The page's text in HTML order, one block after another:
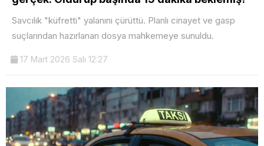
Savcılık "küfretti" yalanını çürüttü. Planlı cinayet ve gasp
suçlarından hazırlanan dosya mahkemeye sunuldu.
17 Mart 2026 Salı 12:27